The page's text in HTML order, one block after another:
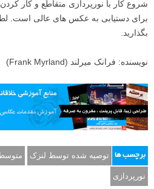
شروع کار با نورپردازی متقاطع و کار
برای دستیابی به عکس های عالی است.
بگذارید.
نویسنده: فرانک میرلند (Frank Myrland)
برچسب ها توصیه شده توسط لنزک متوسط
نورپردازی